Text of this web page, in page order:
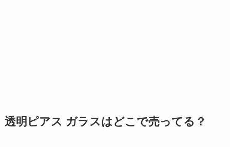
透明ピアス ガラスはどこで売ってる？